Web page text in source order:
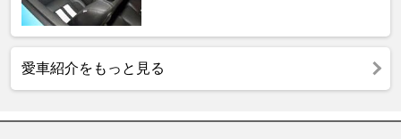
愛車紹介をもっと見る